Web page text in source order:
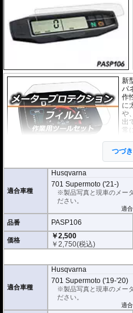
新
パ
作
に
や
出
常
こ
ム
保
ーパークリアとアンチグレア)が入って
利用いただけます。
ス
透
と
取
ニングクロス、細かい埃も除去する粘
仕上げるスキージがセットになってい
またこのフィルムは多少の気泡なら数
つづ
適合車種
Husqvarna
701 Supermoto ('21-)
※製品写真と現車のメー
ださい。
適
品番 PASP106
価格
￥2,500
￥2,750(税込)
適合車種
Husqvarna
701 Supermoto ('19-'20)
※製品写真と現車のメー
ださい。
適